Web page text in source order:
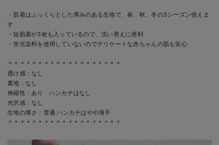
・肌着はふっくらとした厚みのある生地で、春、秋、冬の3シーズン使えま
す
・短肌着が3枚も入っているので、洗い替えに便利
・蛍光染料を使用していないのでデリケートな赤ちゃんの肌も安心
＊＊＊＊＊＊＊＊＊＊＊＊＊＊＊＊＊＊＊
透け感：なし
裏地：なし
伸縮性：あり ハンカチはなし
光沢感：なし
生地の厚さ：普通 ハンカチはやや薄手
＊＊＊＊＊＊＊＊＊＊＊＊＊＊＊＊＊＊＊